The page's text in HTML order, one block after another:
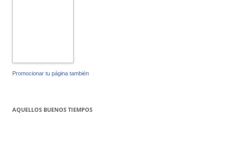
Promocionar tu página también
AQUELLOS BUENOS TIEMPOS